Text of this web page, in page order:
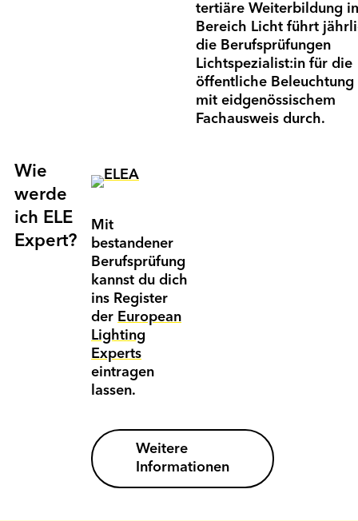
tertiäre Weiter­bildung
Bereich Licht führt
die Berufsprüfungen
Lichtspezialist:in für die
öffentliche Beleuchtung
mit eidgenössischem
Fachausweis durch.
Wie
werde
ich ELE
Expert?
Mit
bestandener
Berufsprüfung
kannst du dich
ins Register
der European
Lighting
Experts
eintragen
lassen.
Weitere
Informationen